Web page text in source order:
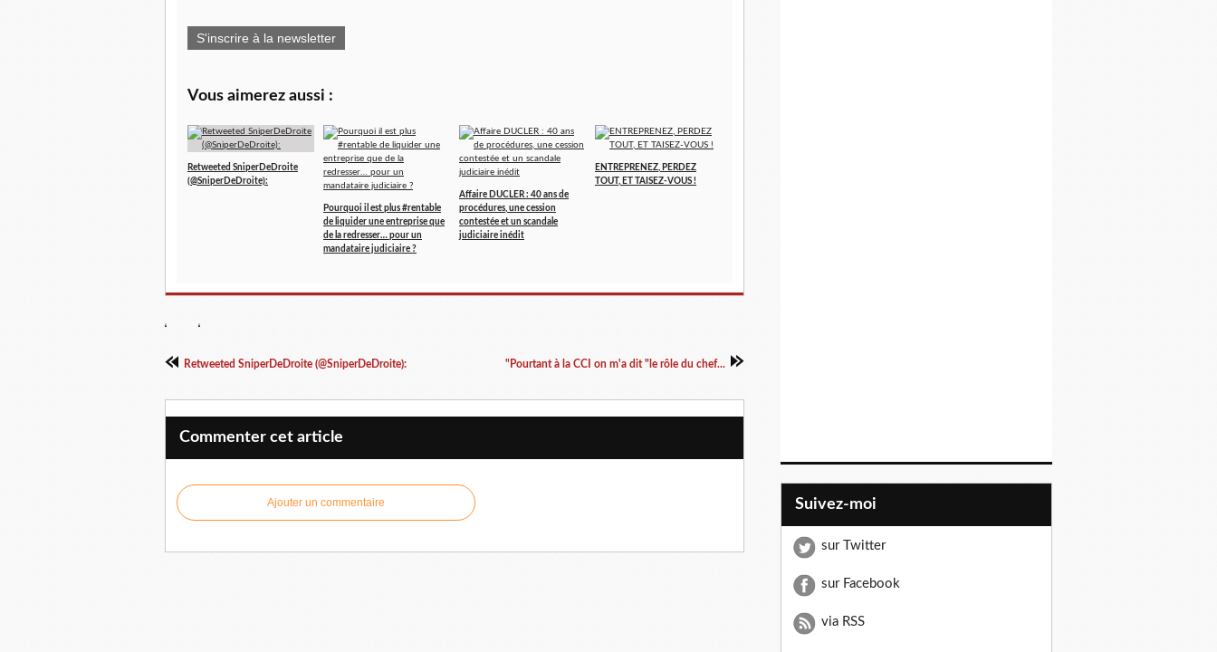
S'inscrire à la newsletter
Vous aimerez aussi :
Retweeted SniperDeDroite
(@SniperDeDroite):
Pourquoi il est plus #rentable
de liquider une entreprise que
de la redresser… pour un
mandataire judiciaire ?
Affaire DUCLER : 40 ans de
procédures, une cession
contestée et un scandale
judiciaire inédit
ENTREPRENEZ, PERDEZ
TOUT, ET TAISEZ-VOUS !
Retweeted SniperDeDroite (@SniperDeDroite): "Pourtant à la CCI on m'a dit "le rôle du chef...
Commenter cet article
Ajouter un commentaire Suivez-moi
sur Twitter
sur Facebook
via RSS